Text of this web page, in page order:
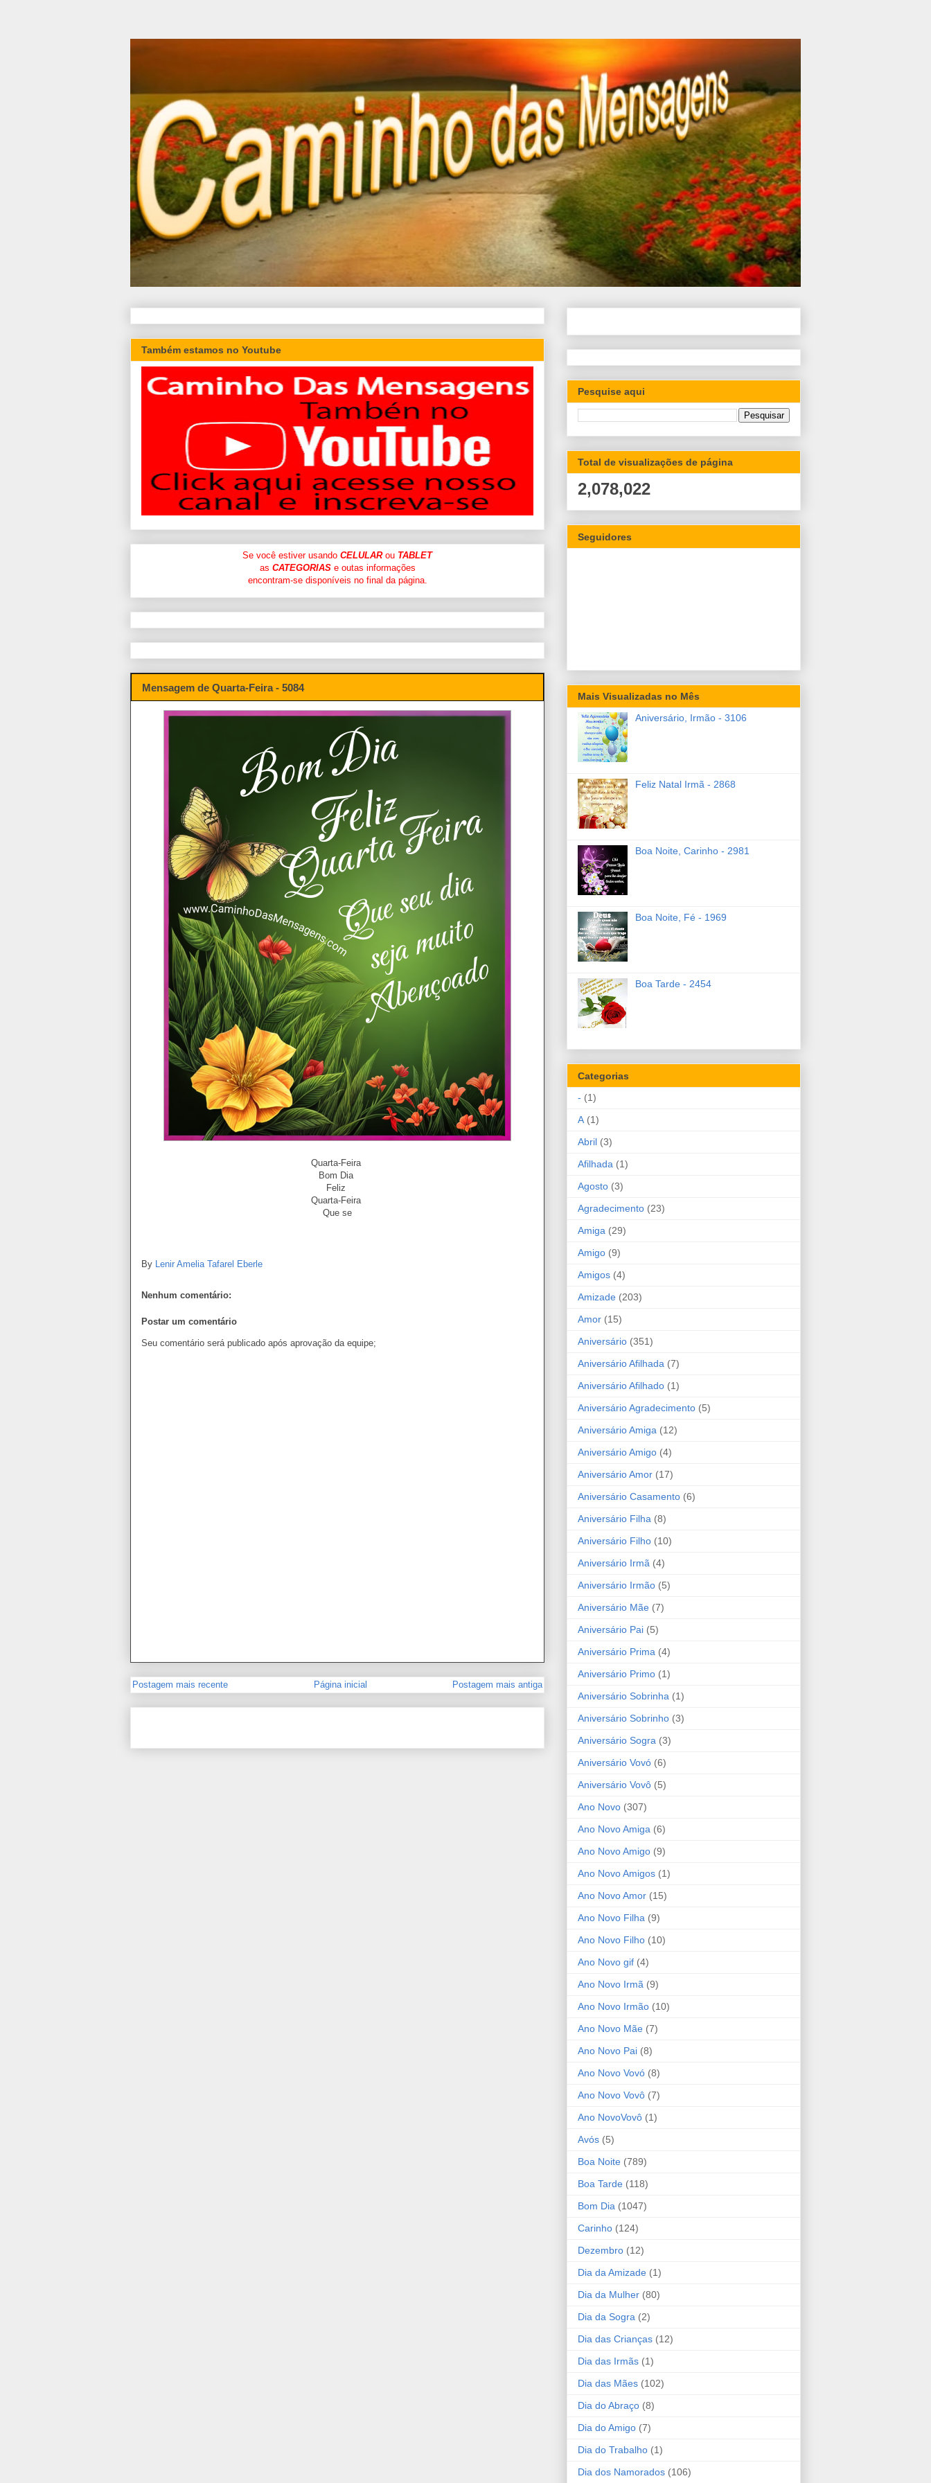
Também estamos no Youtube
Se você estiver usando CELULARou TABLET
as CATEGORIASe outas informações
encontram-se disponíveis no final da página.
Mensagem de Quarta-Feira - 5084
Quarta-Feira
Bom Dia
Feliz
Quarta-Feira
Que se
By Lenir Amelia Tafarel Eberle
Nenhum comentário:
Postar um comentário
Seu comentário será publicado após aprovação da equipe;
Postagem mais recente Postagem mais antiga
Página inicial
Pesquise aqui
Total de visualizações de página
2,078,022
Seguidores
Mais Visualizadas no Mês
Aniversário, Irmão - 3106
Feliz Natal Irmã - 2868
Boa Noite, Carinho - 2981
Boa Noite, Fé - 1969
Boa Tarde - 2454
Categorias
- (1)
A (1)
Abril (3)
Afilhada (1)
Agosto (3)
Agradecimento (23)
Amiga (29)
Amigo (9)
Amigos (4)
Amizade (203)
Amor (15)
Aniversário (351)
Aniversário Afilhada (7)
Aniversário Afilhado (1)
Aniversário Agradecimento (5)
Aniversário Amiga (12)
Aniversário Amigo (4)
Aniversário Amor (17)
Aniversário Casamento (6)
Aniversário Filha (8)
Aniversário Filho (10)
Aniversário Irmã (4)
Aniversário Irmão (5)
Aniversário Mãe (7)
Aniversário Pai (5)
Aniversário Prima (4)
Aniversário Primo (1)
Aniversário Sobrinha (1)
Aniversário Sobrinho (3)
Aniversário Sogra (3)
Aniversário Vovó (6)
Aniversário Vovô (5)
Ano Novo (307)
Ano Novo Amiga (6)
Ano Novo Amigo (9)
Ano Novo Amigos (1)
Ano Novo Amor (15)
Ano Novo Filha (9)
Ano Novo Filho (10)
Ano Novo gif (4)
Ano Novo Irmã (9)
Ano Novo Irmão (10)
Ano Novo Mãe (7)
Ano Novo Pai (8)
Ano Novo Vovó (8)
Ano Novo Vovô (7)
Ano NovoVovô (1)
Avós (5)
Boa Noite (789)
Boa Tarde (118)
Bom Dia (1047)
Carinho (124)
Dezembro (12)
Dia da Amizade (1)
Dia da Mulher (80)
Dia da Sogra (2)
Dia das Crianças (12)
Dia das Irmãs (1)
Dia das Mães (102)
Dia do Abraço (8)
Dia do Amigo (7)
Dia do Trabalho (1)
Dia dos Namorados (106)